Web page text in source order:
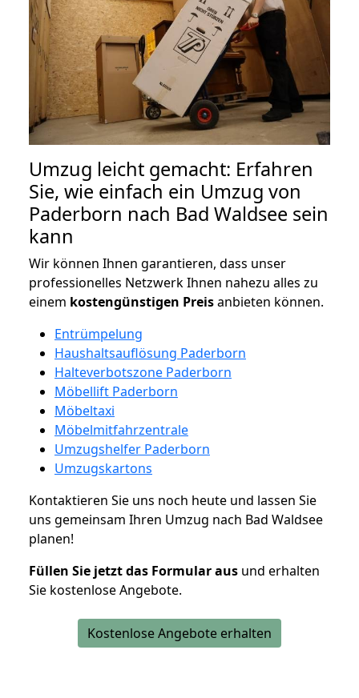
Umzug leicht gemacht: Erfahren
Sie, wie einfach ein Umzug von
Paderborn nach Bad Waldsee sein
kann
Wir können Ihnen garantieren, dass unser
professionelles Netzwerk Ihnen nahezu alles zu
einem kostengünstigen Preisanbieten können.
Entrümpelung
Haushaltsauflösung Paderborn
Halteverbotszone Paderborn
Möbellift Paderborn
Möbeltaxi
Möbelmitfahrzentrale
Umzugshelfer Paderborn
Umzugskartons
Kontaktieren Sie uns noch heute und lassen Sie
uns gemeinsam Ihren Umzug nach Bad Waldsee
planen!
Füllen Sie jetzt das Formular aus und erhalten
Sie kostenlose Angebote.
Kostenlose Angebote erhalten